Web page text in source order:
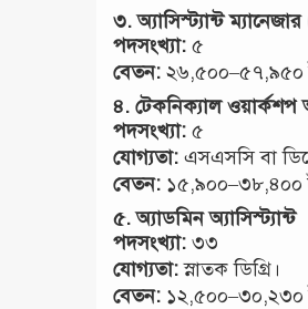
৩.অ্যাসিস্ট্যান্ট
পদসংখ্যা: ৫
বেতন: ২৬,৫০০–৫৭,৯৫০
৪. টেকনিক্যাল ওয়ার্কশপ
পদসংখ্যা: ৫
যোগ্যতা: এসএসসি বা
বেতন: ১৫,৯০০–৩৮,৪০০
৫.অ্যাডমিন অ্যাসিস্ট্যান্ট
পদসংখ্যা: ৩৩
যোগ্যতা:স্নাতক ডিগ্রি।
বেতন: ১২,৫০০–৩০,২৩০